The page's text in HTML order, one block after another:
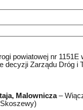
powiatowej nr 1151E
decyzji Zarządu Dróg i
Malownicza–